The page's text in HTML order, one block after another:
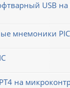
USB
мнемоники PIC
на